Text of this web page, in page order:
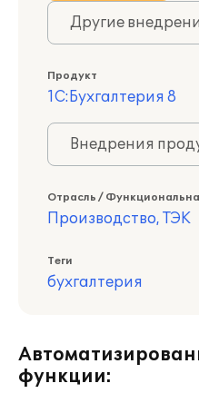
Другие
Продукт
1С:Бухгалтерия 8
Внедрения
Отрасль /
Производство, ТЭК
Теги
бухгалтерия
функции: